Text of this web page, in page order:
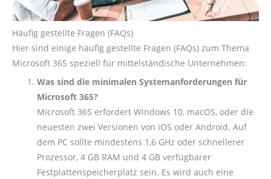
Häufig gestellte Fragen (FAQs)
Hier sind einige häufig gestellte Fragen (FAQs) zum Thema
Microsoft 365 speziell für mittelständische Unternehmen:
Was sind die minimalen Systemanforderungen für
Microsoft 365?
Microsoft 365 erfordert Windows 10, macOS, oder die
neuesten zwei Versionen von iOS oder Android. Auf
dem PC sollte mindestens 1,6 GHz oder schnellerer
Prozessor, 4 GB RAM und 4 GB verfügbarer
Festplattenspeicherplatz sein. Es wird auch eine